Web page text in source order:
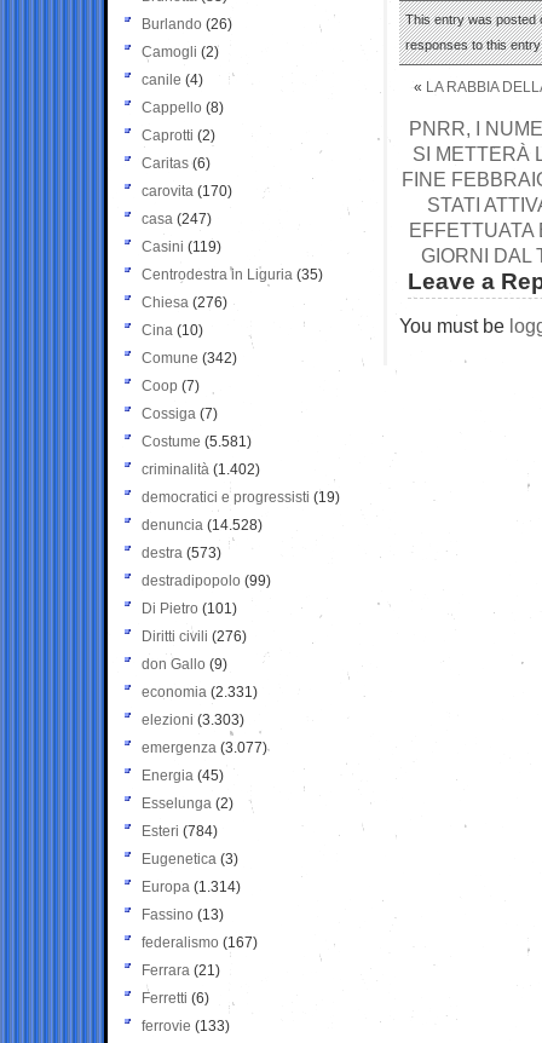
This entry was posted
responses to this
« LA RABBIA
PNRR, I
SI METTERÀ
FINE
STATI
EFFETTUATA
GIORNI DAL
Leave a
You must be
Burlando (26)
Camogli (2)
canile (4)
Cappello (8)
Caprotti (2)
Caritas (6)
carovita (170)
casa (247)
Casini (119)
Centrodestra in Liguria (35)
Chiesa (276)
Cina (10)
Comune (342)
Coop (7)
Cossiga (7)
Costume (5.581)
criminalità (1.402)
democratici e progressisti (19)
denuncia (14.528)
destra (573)
destradipopolo (99)
Di Pietro (101)
Diritti civili (276)
don Gallo (9)
economia (2.331)
elezioni (3.303)
emergenza (3.077)
Energia (45)
Esselunga (2)
Esteri (784)
Eugenetica (3)
Europa (1.314)
Fassino (13)
federalismo (167)
Ferrara (21)
Ferretti (6)
ferrovie (133)